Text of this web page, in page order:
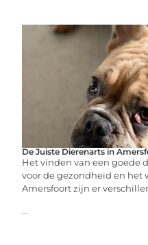
De Juiste Dierenarts in
Het vinden van een goede
voor de gezondheid en het
Amersfoort zijn er
...